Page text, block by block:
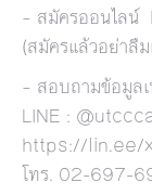
– สมัครออนไลน์
(สมัครแล้วอย่าลื
– สอบถามข้อมูล
LINE :
https://lin.ee/
โทร. 02-697-